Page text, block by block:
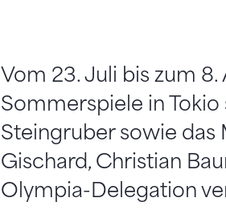
Vom 23. Juli bis zum
Sommerspiele in
Steingruber sowie das
Gischard, Christian
Olympia-Delegation